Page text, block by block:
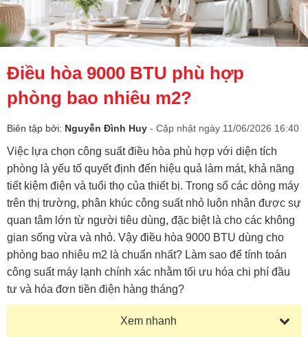
Điều hòa 9000 BTU phù hợp
phòng bao nhiêu m2?
Biên tập bởi: Nguyễn Đình Huy - Cập nhật ngày 11/06/2026 16:40
Việc lựa chọn công suất điều hòa phù hợp với diện tích
phòng là yếu tố quyết định đến hiệu quả làm mát, khả năng
tiết kiệm điện và tuổi thọ của thiết bị. Trong số các dòng máy
trên thị trường, phân khúc công suất nhỏ luôn nhận được sự
quan tâm lớn từ người tiêu dùng, đặc biệt là cho các không
gian sống vừa và nhỏ. Vậy điều hòa 9000 BTU dùng cho
phòng bao nhiêu m2 là chuẩn nhất? Làm sao để tính toán
công suất máy lạnh chính xác nhằm tối ưu hóa chi phí đầu
tư và hóa đơn tiền điện hàng tháng?
Xem nhanh